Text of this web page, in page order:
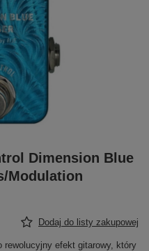
Dimension Blue
Modulation
Dodaj do listy zakupowej
rewolucyjny efekt gitarowy, który